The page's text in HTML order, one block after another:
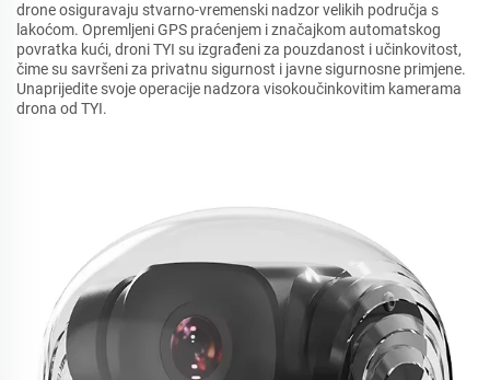
drone osiguravaju stvarno-vremenski nadzor velikih područja s
lakoćom. Opremljeni GPS praćenjem i značajkom automatskog
povratka kući, droni TYI su izgrađeni za pouzdanost i učinkovitost,
čime su savršeni za privatnu sigurnost i javne sigurnosne primjene.
Unaprijedite svoje operacije nadzora visokoučinkovitim kamerama
drona od TYI.